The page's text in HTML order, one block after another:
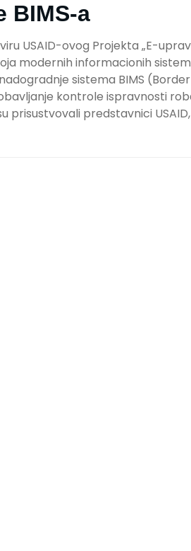
BIMS-a
USAID-ovog Projekta „E-
modernih informacionih
sistema BIMS
kontrole ispravnosti
prisustvovali predstavnici